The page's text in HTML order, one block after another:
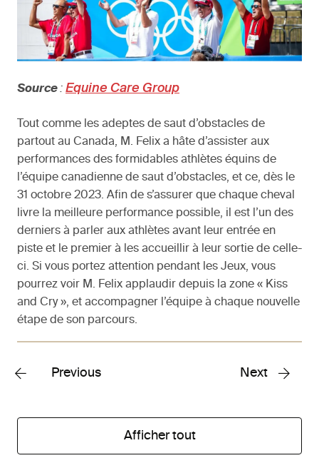
Source: Equine Care Group
Tout comme les adeptes de saut d’obstacles de
partout au Canada, M. Felix a hâte d’assister aux
performances des formidables athlètes équins de
l’équipe canadienne de saut d’obstacles, et ce, dès le
31 octobre 2023. Afin de s’assurer que chaque cheval
livre la meilleure performance possible, il est l’un des
derniers à parler aux athlètes avant leur entrée en
piste et le premier à les accueillir à leur sortie de celle-
ci. Si vous portez attention pendant les Jeux, vous
pourrez voir M. Felix applaudir depuis la zone « Kiss
and Cry », et accompagner l’équipe à chaque nouvelle
étape de son parcours.
Previous Next
Afficher tout